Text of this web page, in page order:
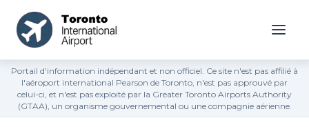
Portail d'information indépendant et non officiel. Ce site n'est pas affilié à
l'aéroport international Pearson de Toronto, n'est pas approuvé par
celui-ci, et n'est pas exploité par la Greater Toronto Airports Authority
(GTAA), un organisme gouvernemental ou une compagnie aérienne.